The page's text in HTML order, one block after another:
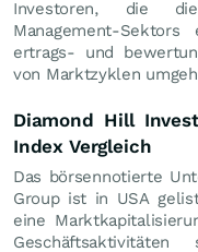
Investoren, die
Management-
ertrags- und
von Marktzyklen
Diamond Hill
Index Vergleich
Das börsennotierte
Group ist in USA
eine